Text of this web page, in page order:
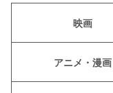
映画
アニメ・漫画